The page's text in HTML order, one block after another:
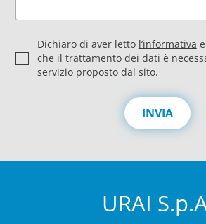
r
i
Dichiaro di aver letto l’informativa
che il trattamento dei dati è
servizio proposto dal sito.
INVIA
URAI